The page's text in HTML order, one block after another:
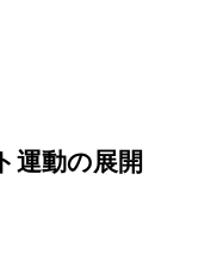
運動の展開